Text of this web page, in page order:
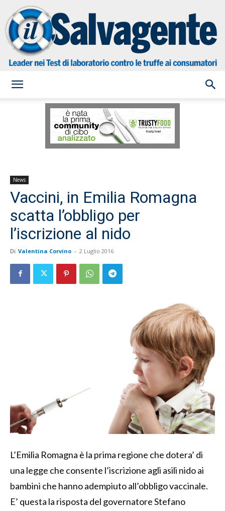
Salvagente
News
Vaccini, in Emilia Romagna
scatta l’obbligo per
l’iscrizione al nido
Di Valentina Corvino - 2 Luglio 2016
L’Emilia Romagna è la prima regione che dotera’ di
una legge che consente l’iscrizione agli asili nido ai
bambini che hanno adempiuto all’obbligo vaccinale.
E’ questa la risposta del governatore Stefano